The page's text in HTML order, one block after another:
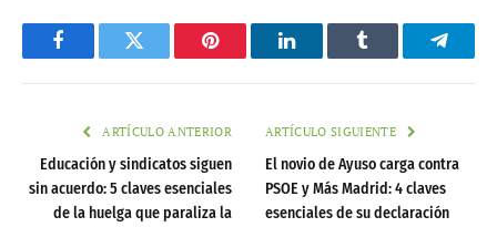
FacebookTwitter Pinterest LinkedInTumblr
ARTÍCULO ANTERIOR
Educación y sindicatos siguen
sin acuerdo: 5 claves esenciales
de la huelga que paraliza la
ARTÍCULO SIGUIENTE
El novio de Ayuso carga contra
PSOE y Más Madrid: 4 claves
esenciales de su declaración